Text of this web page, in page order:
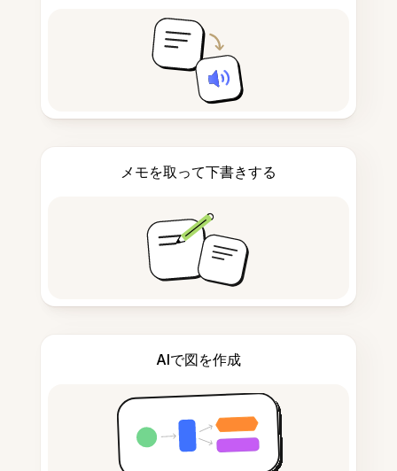
メモを取って下書きする
AIで図を作成